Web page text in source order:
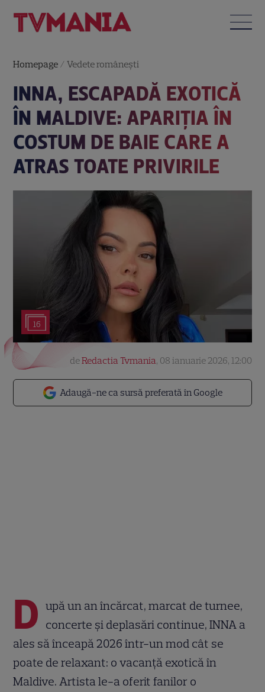
Homepage /Vedete româneşti
INNA, ESCAPADĂ EXOTICĂ
ÎN MALDIVE: APARIȚIA ÎN
COSTUM DE BAIE CARE A
ATRAS TOATE PRIVIRILE
16
Adaugă-ne ca sursă preferată în Google
deRedactia Tvmania, 08 ianuarie 2026, 12:00
D upă un an încărcat, marcat de turnee,
concerte și deplasări continue, INNA a
ales să înceapă 2026 într-un mod cât se
poate de relaxant: o vacanță exotică în
Maldive. Artista le-a oferit fanilor o